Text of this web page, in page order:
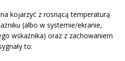
kojarzyć z rosnącą temperaturą
(albo w systemie/ekranie,
wskaźnika) oraz z zachowaniem
to: